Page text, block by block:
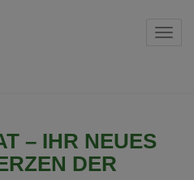
– IHR NEUES
DER